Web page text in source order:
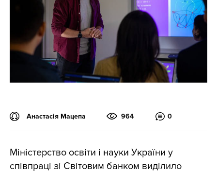
Анастасія Мацепа 964 0
Міністерство освіти і науки України у
співпраці зі Світовим банком виділило